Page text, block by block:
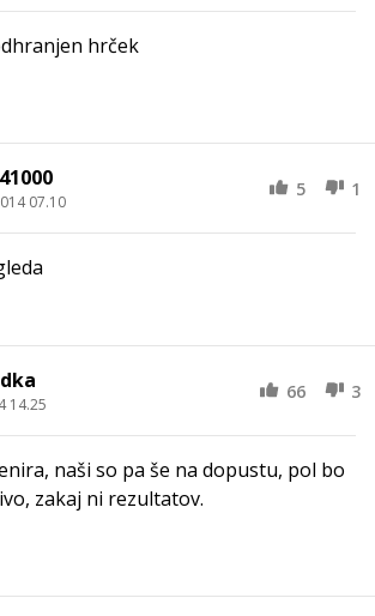
hrček
07.10
5 1
14.25
66 3
naši so pa še na dopustu, pol bo
zakaj ni rezultatov.